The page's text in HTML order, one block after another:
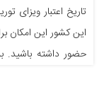
حضور داشته باشید.
ویزای سودان با